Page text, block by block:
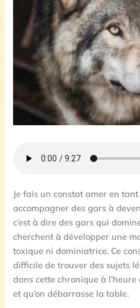
Je fais un constat amer en
accompagner des gars à
c’est à dire des gars qui
cherchent à développer une
toxique ni dominiatrice. Ce
difficile de trouver des sujets
dans cette chronique à
et qu’on débarrasse la table.